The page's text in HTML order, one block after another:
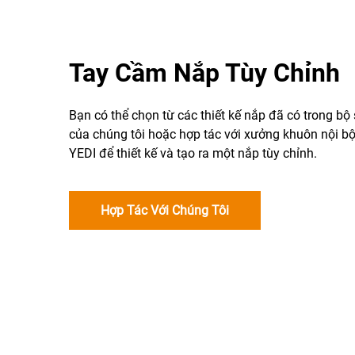
Tay Cầm Nắp Tùy Chỉnh
Bạn có thể chọn từ các thiết kế nắp đã có trong bộ
của chúng tôi hoặc hợp tác với xưởng khuôn nội
YEDI để thiết kế và tạo ra một nắp tùy chỉnh.
Hợp Tác Với Chúng Tôi